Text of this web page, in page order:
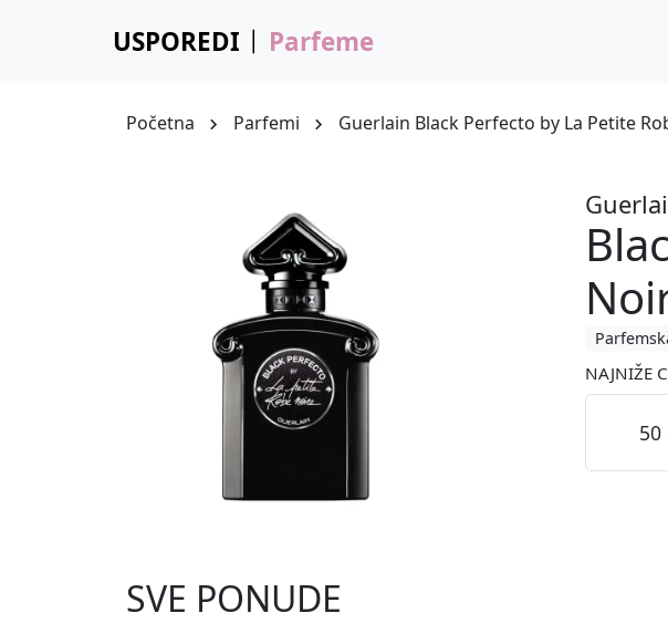
USPOREDI Parfeme
Početna Parfemi Guerlain Black Perfecto by La Petite
NAJNIŽE
50
SVE PONUDE